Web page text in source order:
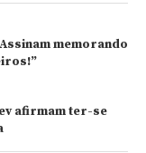
memorando
afirmam ter-se